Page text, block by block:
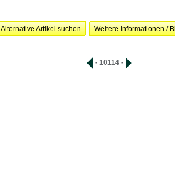
Alternative Artikel suchen Weitere Informationen /
- 10114 -